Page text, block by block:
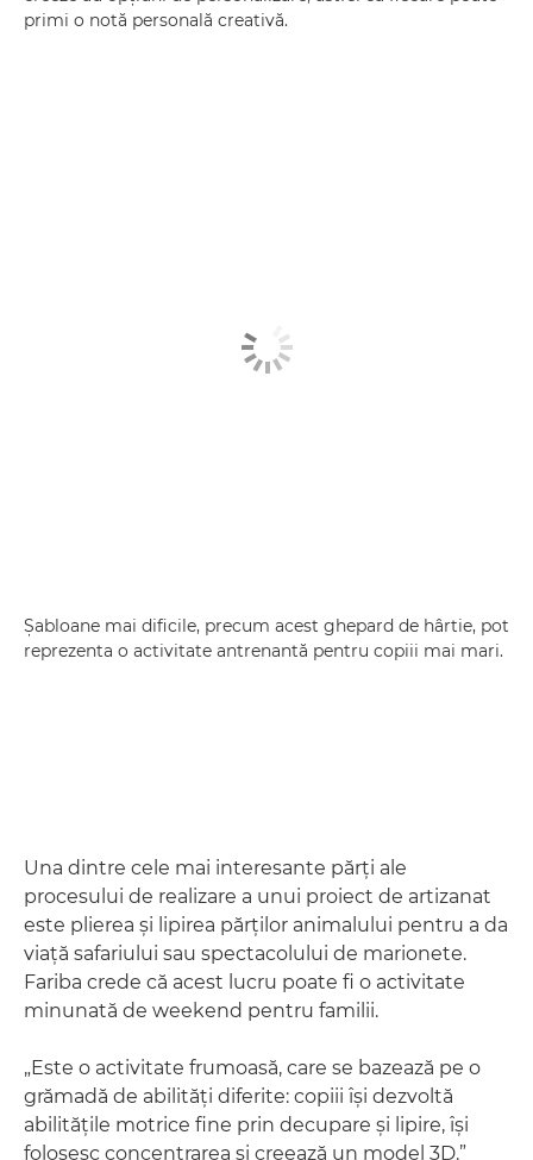
primi o notă personală creativă.
Şabloane mai dificile, precum acest ghepard de hârtie, pot
reprezenta o activitate antrenantă pentru copiii mai mari.
Una dintre cele mai interesante părţi ale
procesului de realizare a unui proiect de artizanat
este plierea şi lipirea părţilor animalului pentru a da
viaţă safariului sau spectacolului de marionete.
Fariba crede că acest lucru poate fi o activitate
minunată de weekend pentru familii.
„Este o activitate frumoasă, care se bazează pe o
grămadă de abilităţi diferite: copiii îşi dezvoltă
abilităţile motrice fine prin decupare şi lipire, îşi
folosesc concentrarea şi creează un model 3D.”